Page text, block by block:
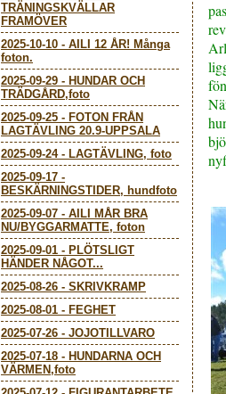
TRÄNINGSKVÄLLAR
FRAMÖVER
2025-10-10 - AILI 12 ÅR! Många
foton.
2025-09-29 - HUNDAR OCH
TRÄDGÅRD,foto
2025-09-25 - FOTON FRÅN
LAGTÄVLING 20.9-UPPSALA
2025-09-24- LAGTÄVLING, foto
2025-09-17 -
BESKÄRNINGSTIDER, hundfoto
2025-09-07 - AILI MÅR BRA
NU/BYGGARMATTE, foton
2025-09-01 - PLÖTSLIGT
HÄNDER NÅGOT...
2025-08-26 - SKRIVKRAMP
2025-08-01 - FEGHET
2025-07-26 - JOJOTILLVARO
2025-07-18 - HUNDARNA OCH
VÄRMEN,foto